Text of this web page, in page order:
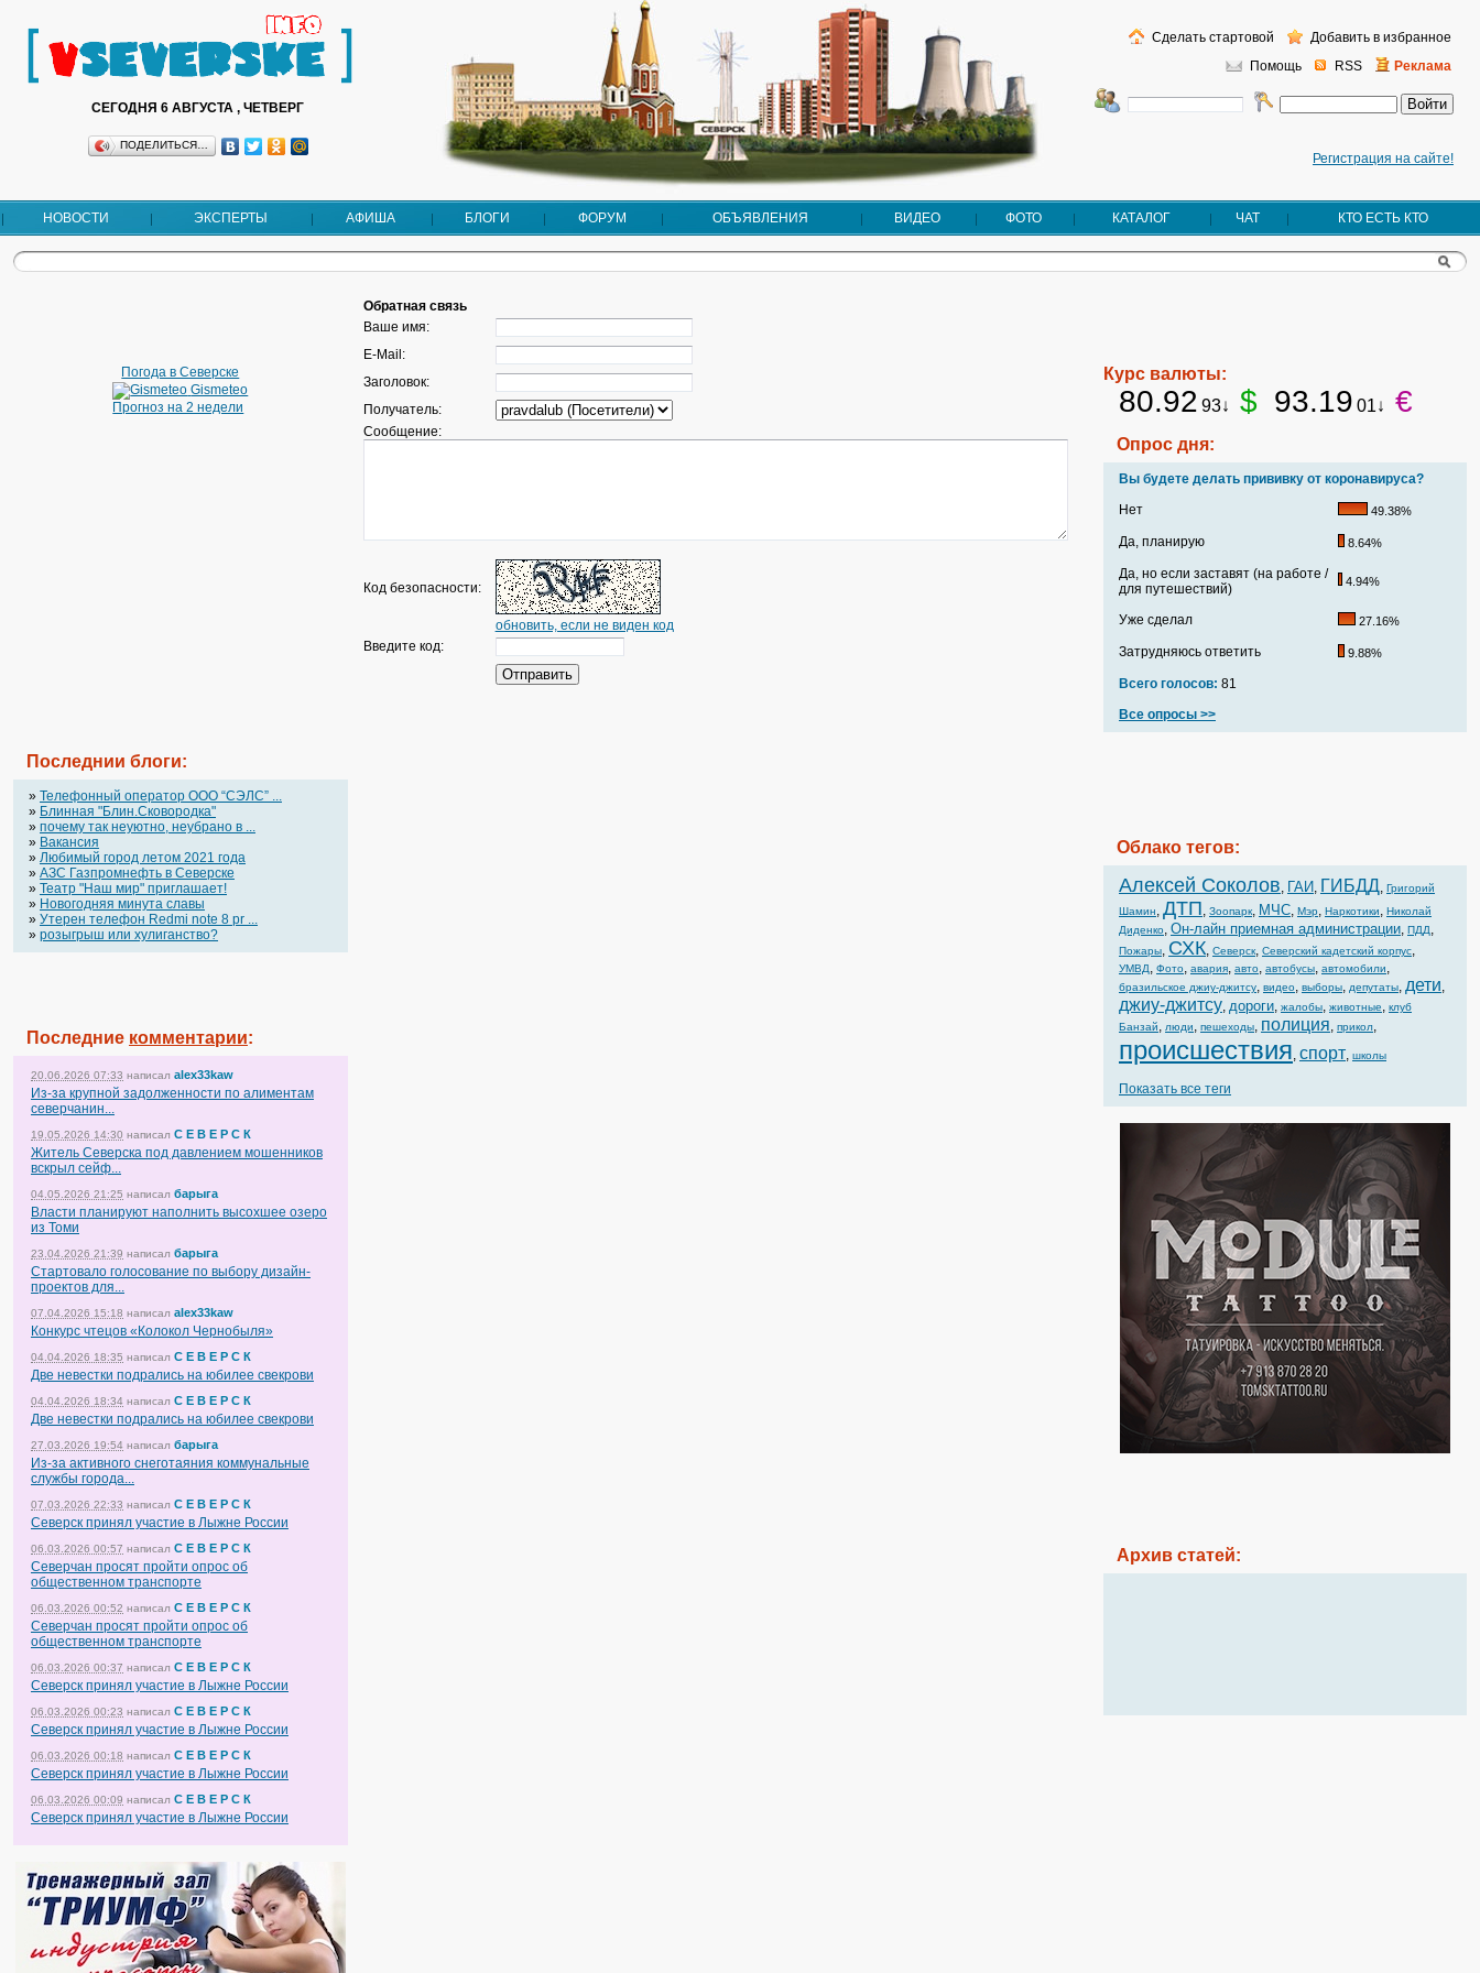
СЕГОДНЯ 6 АВГУСТА , ЧЕТВЕРГ
ПОДЕЛИТЬСЯ…
Регистрация на сайте!
Помощь RSS Реклама
Сделать стартовой Добавить в избранное
НОВОСТИ ЭКСПЕРТЫ АФИША БЛОГИ ФОРУМ ОБЪЯВЛЕНИЯ ВИДЕО ФОТО КАТАЛОГ ЧАТ КТО ЕСТЬ КТО
Погода в Северске
Gismeteo
Прогноз на 2 недели
Последнии блоги:
» Телефонный оператор OOO “СЭЛС” ...
» Блинная "Блин.Сковородка"
» почему так неуютно, неубрано в ...
» Вакансия
» Любимый город летом 2021 года
» АЗС Газпромнефть в Северске
» Театр "Наш мир" приглашает!
» Новогодняя минута славы
» Утерен телефон Redmi note 8 pr ...
» розыгрыш или хулиганство?
Последние комментарии:
20.06.2026 07:33 написал alex33kaw
Из-за крупной задолженности по алиментам
северчанин...
19.05.2026 14:30 написал С Е В Е Р С К
Житель Северска под давлением мошенников
вскрыл сейф...
04.05.2026 21:25 написал барыга
Власти планируют наполнить высохшее озеро
из Томи
23.04.2026 21:39 написал барыга
Стартовало голосование по выбору дизайн-
проектов для...
07.04.2026 15:18 написал alex33kaw
Конкурс чтецов «Колокол Чернобыля»
04.04.2026 18:35 написал С Е В Е Р С К
Две невестки подрались на юбилее свекрови
04.04.2026 18:34 написал С Е В Е Р С К
Две невестки подрались на юбилее свекрови
27.03.2026 19:54 написал барыга
Из-за активного снеготаяния коммунальные
службы города...
07.03.2026 22:33 написал С Е В Е Р С К
Северск принял участие в Лыжне России
06.03.2026 00:57 написал С Е В Е Р С К
Северчан просят пройти опрос об
общественном транспорте
06.03.2026 00:52 написал С Е В Е Р С К
Северчан просят пройти опрос об
общественном транспорте
06.03.2026 00:37 написал С Е В Е Р С К
Северск принял участие в Лыжне России
06.03.2026 00:23 написал С Е В Е Р С К
Северск принял участие в Лыжне России
06.03.2026 00:18 написал С Е В Е Р С К
Северск принял участие в Лыжне России
06.03.2026 00:09 написал С Е В Е Р С К
Северск принял участие в Лыжне России
Обратная связь
Ваше имя:
E-Mail:
Заголовок:
Получатель:
Сообщение:
Код безопасности:
обновить, если не виден код
Введите код:
Курс валюты:
80.92 93↓ $ 93.19 01↓ €
Опрос дня:
Вы будете делать прививку от коронавируса?
Нет
49.38%
Да, планирую 8.64%
Да, но если заставят (на работе /
для путешествий)
4.94%
Уже сделал 27.16%
Затрудняюсь ответить 9.88%
Всего голосов: 81
Все опросы >>
Облако тегов:
Алексей Соколов, ГАИ, ГИБДД, Григорий
Шамин, ДТП, Зоопарк, МЧС, Мэр, Наркотики, Николай
Диденко, Он-лайн приемная администрации, ПДД,
Пожары, СХК, Северск, Северский кадетский корпус,
УМВД, Фото, авария, авто, автобусы, автомобили,
бразильское джиу-джитсу, видео, выборы, депутаты, дети,
джиу-джитсу, дороги, жалобы, животные, клуб
Банзай, люди, пешеходы, полиция, прикол,
происшествия, спорт, школы
Показать все теги
Архив статей: